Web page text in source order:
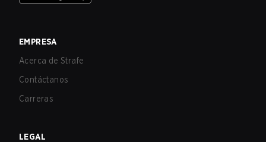
EMPRESA
Acerca de Strafe
Contáctanos
Carreras
LEGAL